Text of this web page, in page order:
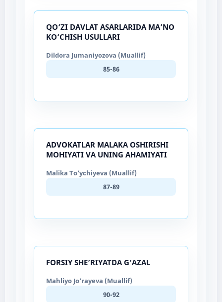
QO‘ZI DAVLAT ASARLARIDA MA’NO
KO‘CHISH USULLARI
Dildora Jumaniyozova (Muallif)
85-86
ADVOKATLAR MALAKA OSHIRISHI
MOHIYATI VA UNING AHAMIYATI
Malika To‘ychiyeva (Muallif)
87-89
FORSIY SHE’RIYATDA G‘AZAL
Mahliyo Jo‘rayeva (Muallif)
90-92